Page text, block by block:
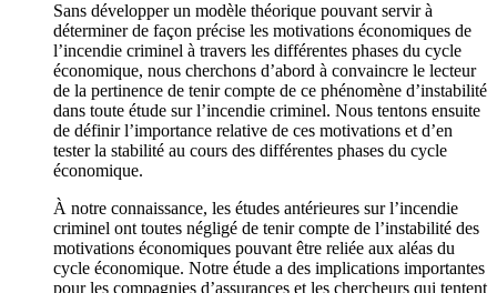
Sans développer un modèle théorique pouvant servir à
déterminer de façon précise les motivations économiques de
l’incendie criminel à travers les différentes phases du cycle
économique, nous cherchons d’abord à convaincre le lecteur
de la pertinence de tenir compte de ce phénomène d’instabilité
dans toute étude sur l’incendie criminel. Nous tentons ensuite
de définir l’importance relative de ces motivations et d’en
tester la stabilité au cours des différentes phases du cycle
économique.
À notre connaissance, les études antérieures sur l’incendie
criminel ont toutes négligé de tenir compte de l’instabilité des
motivations économiques pouvant être reliée aux aléas du
cycle économique. Notre étude a des implications importantes
pour les compagnies d’assurances et les chercheurs qui tentent